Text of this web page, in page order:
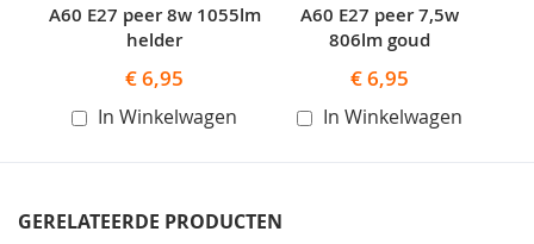
A60 E27 peer 8w 1055lm
helder
€ 6,95
In Winkelwagen
A60 E27 peer 7,5w
806lm goud
€ 6,95
In Winkelwagen
GERELATEERDE PRODUCTEN